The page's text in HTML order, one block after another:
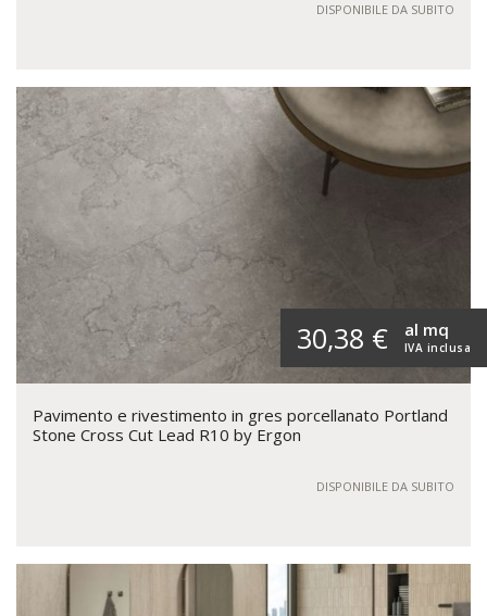
DISPONIBILE DA SUBITO
30,38 € IVA inclusa
al mq
Pavimento e rivestimento in gres porcellanato Portland
Stone Cross Cut Lead R10 by Ergon
DISPONIBILE DA SUBITO